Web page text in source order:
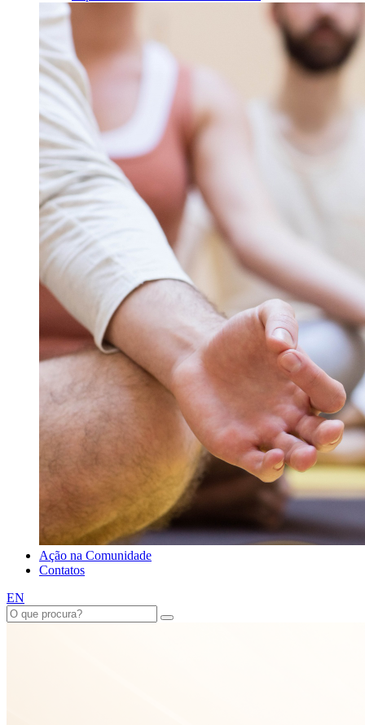
Ação na Comunidade
Contatos
EN